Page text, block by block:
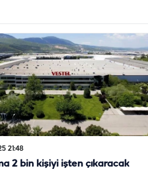
21:48
2 bin kişiyi işten çıkaracak